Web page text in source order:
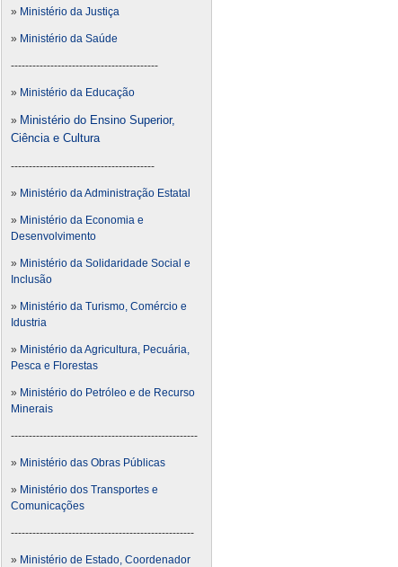
» Ministério da Justiça
» Ministério da Saúde
-----------------------------------------
» Ministério da Educação
» Ministério do Ensino Superior,
Ciência e Cultura
----------------------------------------
» Ministério da Administração Estatal
» Ministério da Economia e
Desenvolvimento
» Ministério da Solidaridade Social e
Inclusão
» Ministério da Turismo, Comércio e
Idustria
» Ministério da Agricultura, Pecuária,
Pesca e Florestas
» Ministério do Petróleo e de Recurso
Minerais
----------------------------------------------------
» Ministério das Obras Públicas
» Ministério dos Transportes e
Comunicações
---------------------------------------------------
» Ministério de Estado, Coordenador